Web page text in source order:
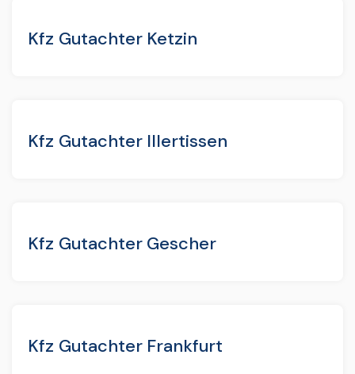
Kfz Gutachter Ketzin
Kfz Gutachter Illertissen
Kfz Gutachter Gescher
Kfz Gutachter Frankfurt